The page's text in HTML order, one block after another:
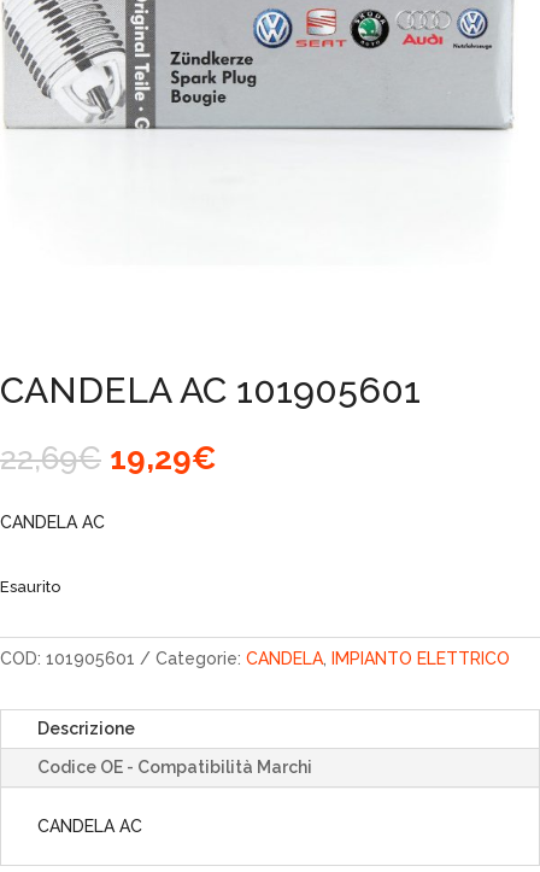
CANDELA AC 101905601
22,69€ Il
prezzo
19,29€
CANDELA AC
Esaurito
COD: 101905601 Categorie: CANDELA IMPIANTO ELETTRICO
Descrizione
Codice OE - Compatibilità Marchi
CANDELA AC